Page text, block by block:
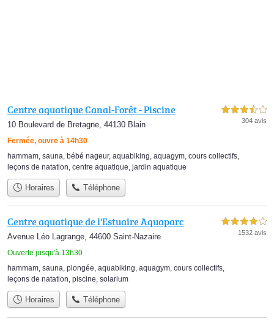
Centre aquatique Canal-Forêt - Piscine
10 Boulevard de Bretagne, 44130 Blain
Fermée, ouvre à 14h30
3,5 étoiles sur 5
304 avis
hammam, sauna, bébé nageur, aquabiking, aquagym, cours collectifs,
leçons de natation, centre aquatique, jardin aquatique
Horaires Téléphone
Centre aquatique de l'Estuaire Aquaparc
Avenue Léo Lagrange, 44600 Saint-Nazaire
Ouverte jusqu'à 13h30
4,0 étoiles sur 5
1532 avis
hammam sauna plongée aquabiking aquagym cours collectifs
leçons de natation piscine solarium
Horaires Téléphone